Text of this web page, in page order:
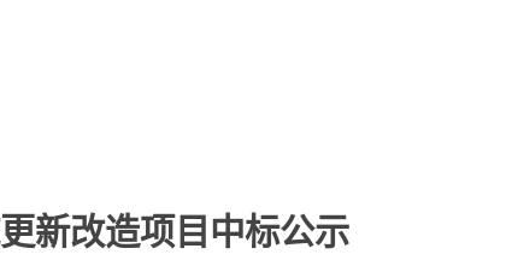
新改造项目 中标公示